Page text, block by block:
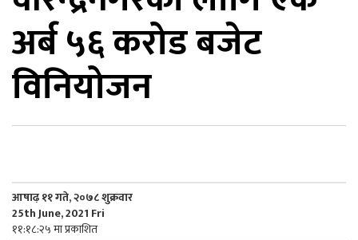
अर्ब ५६ करोड बजेट
विनियोजन
आषाढ़ ११ गते, २०७८ शुक्रवार
25th June, 2021 Fri
११:१८:२५ मा प्रकाशित